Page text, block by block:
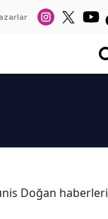
Doğan haberleri